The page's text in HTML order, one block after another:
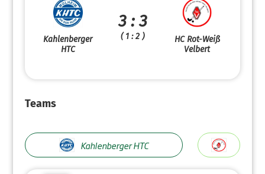
Kahlenberger
HTC
3 : 3
( 1 : 2 )
HC Rot-Weiß
Velbert
Teams
Kahlenberger HTC